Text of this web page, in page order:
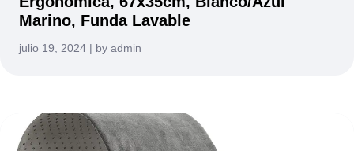
Marino, Funda Lavable
julio 19, 2024 | by admin